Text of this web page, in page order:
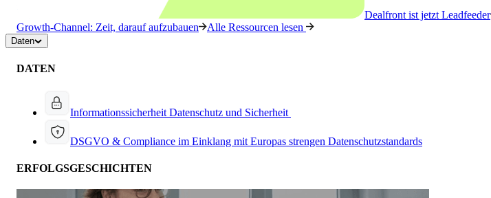
Dealfront ist jetzt Leadfeeder
Growth-Channel: Zeit, darauf aufzubauen
Alle Ressourcen lesen
Daten
DATEN
Informationssicherheit Datenschutz und Sicherheit
DSGVO & Compliance im Einklang mit Europas strengen Datenschutzstandards
ERFOLGSGESCHICHTEN